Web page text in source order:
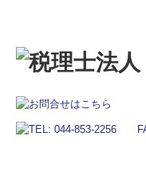
ホーム
事務所概要・アクセス
業務案内